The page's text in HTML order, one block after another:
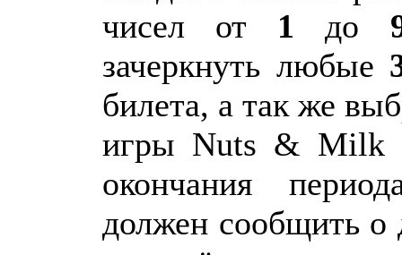
чисел от 1 до
зачеркнуть любые
билета, а так же
игры Nuts &
окончания
должен сообщить о